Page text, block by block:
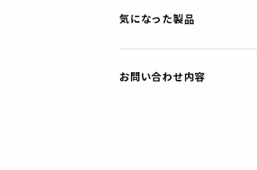
気になった製品
お問い合わせ内容